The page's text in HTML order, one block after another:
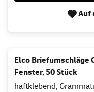
Auf
Elco Briefumschläge
Fenster, 50 Stück
haftklebend,